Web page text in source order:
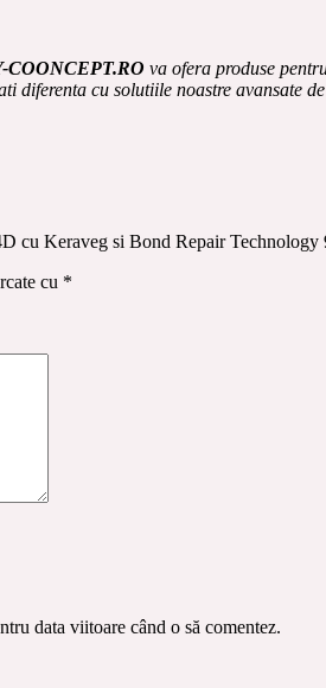
COONCEPT.RO va ofera produse
cu solutiile noastre avansate
cu Keraveg si Bond Repair
cu *
data viitoare când o să comentez.